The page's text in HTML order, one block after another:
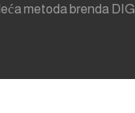
metoda brenda